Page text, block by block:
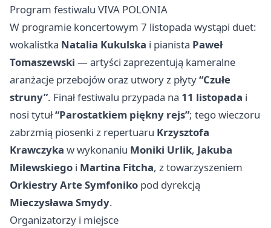
Program festiwalu VIVA POLONIA
W programie koncertowym 7 listopada wystąpi duet:
wokalistka Natalia Kukulska i pianista Paweł
Tomaszewski — artyści zaprezentują kameralne
aranżacje przebojów oraz utwory z płyty“Czułe
struny”. Finał festiwalu przypada na 11 listopada i
nosi tytuł“Parostatkiem piękny rejs”; tego wieczoru
zabrzmią piosenki z repertuaru Krzysztofa
Krawczyka w wykonaniu Moniki Urlik, Jakuba
Milewskiego i Martina Fitcha, z towarzyszeniem
Orkiestry Arte Symfoniko pod dyrekcją
Mieczysława Smydy.
Organizatorzy i miejsce